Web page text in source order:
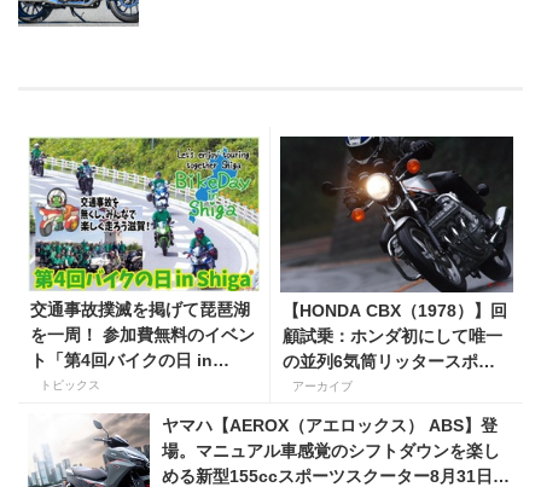
交通事故撲滅を掲げて琵琶湖
を一周！ 参加費無料のイベン
ト「第4回バイクの日 in
Shiga」を8月15日、16日に
トピックス
【HONDA CBX（1978）】回
顧試乗：ホンダ初にして唯一
の並列6気筒リッタースポー
ツはどんな乗り味だったの
アーカイブ
ヤマハ【AEROX（アエロックス） ABS】登
場。マニュアル車感覚のシフトダウンを楽し
める新型155ccスポーツスクーター8月31日発